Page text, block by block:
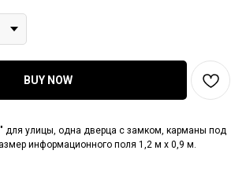
BUY NOW
для улицы, одна дверца с замком, карманы под
информационного поля 1,2 м х 0,9 м.